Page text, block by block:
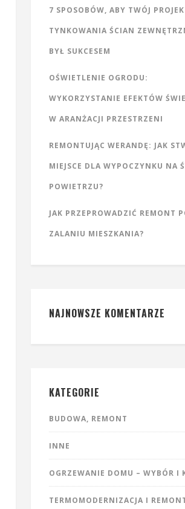
7 SPOSOBÓW, ABY TWÓJ
TYNKOWANIA ŚCIAN
BYŁ SUKCESEM
OŚWIETLENIE OGRODU:
WYKORZYSTANIE EFEKTÓW
W ARANŻACJI PRZESTRZENI
REMONTUJĄC WERANDĘ: JAK
MIEJSCE DLA WYPOCZYNKU NA
POWIETRZU?
JAK PRZEPROWADZIĆ REMONT
ZALANIU MIESZKANIA?
NAJNOWSZE KOMENTARZE
KATEGORIE
BUDOWA, REMONT
INNE
OGRZEWANIE DOMU – WYBÓR I
TERMOMODERNIZACJA I